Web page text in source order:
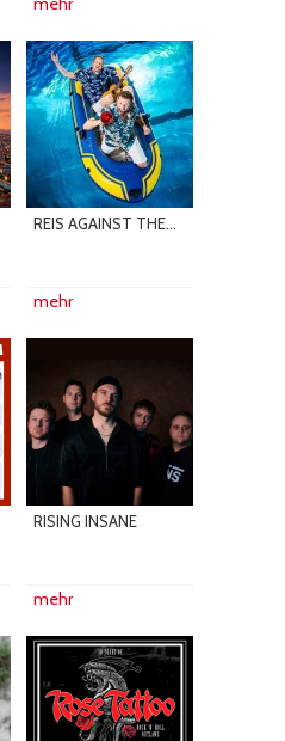
REIS AGAINST THE...
mehr
RISING INSANE
mehr